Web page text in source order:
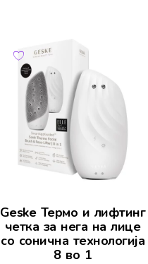
Geske Термо и лифтинг
четка за нега на лице
со сонична технологија
8 во 1